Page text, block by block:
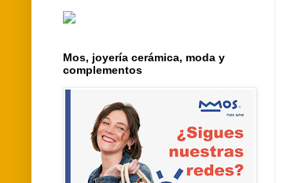
Mos, joyería cerámica, moda y
complementos